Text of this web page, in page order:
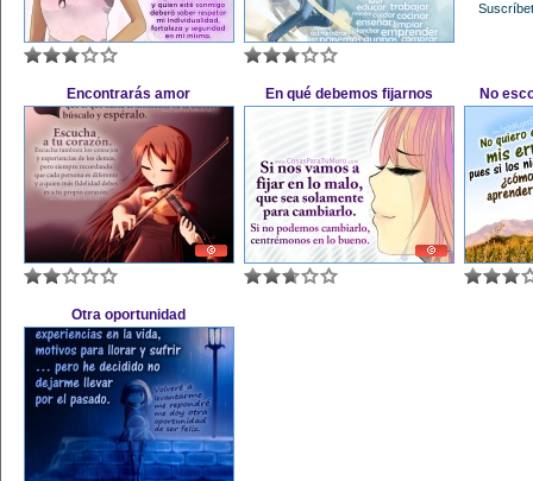
Encontrarás amor En qué debemos fijarnos No
Otra oportunidad